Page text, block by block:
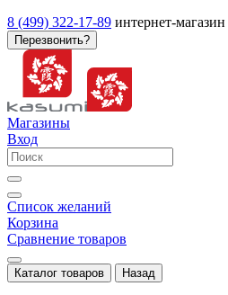
8 (499) 322-17-89 интернет-магазин
Перезвонить?
Магазины
Вход
Список желаний
Корзина
Сравнение товаров
Каталог товаров Назад